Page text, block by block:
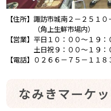
【住所】諏訪市城南２－２５１０
（角上生鮮市場内）
【営業】平日１０：００～１９：
土日祝９：００～１９：
【電話】０２６６－７５－１１８
なみきマーケ